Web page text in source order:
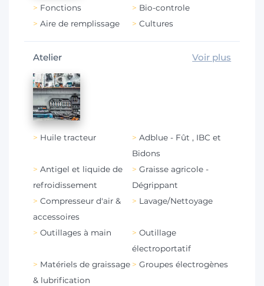
Fonctions
Bio-controle
Aire de remplissage
Cultures
Atelier Voir plus
Huile tracteur
Adblue - Fût , IBC et
Bidons
Antigel et liquide de
refroidissement
Graisse agricole -
Dégrippant
Compresseur d'air &
accessoires
Lavage/Nettoyage
Outillages à main
Outillage
électroportatif
Matériels de graissage
& lubrification
Groupes électrogènes